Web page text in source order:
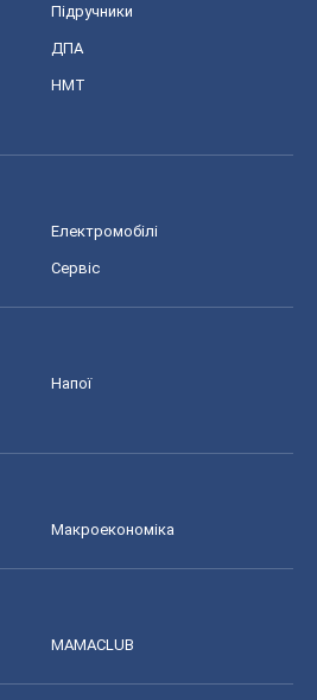
Підручники
ДПА
НМТ
Електромобілі
Сервіс
Напої
Макроекономіка
MAMACLUB